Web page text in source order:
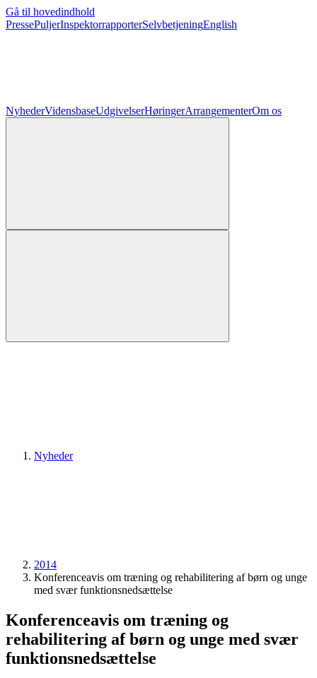
Gå til hovedindhold
PressePuljerInspektorrapporterSelvbetjeningEnglish
NyhederVidensbaseUdgivelserHøringerArrangementerOm os
Nyheder
2014
Konferenceavis om træning og rehabilitering af børn og unge
med svær funktionsnedsættelse
Konferenceavis om træning og
rehabilitering af børn og unge med svær
funktionsnedsættelse